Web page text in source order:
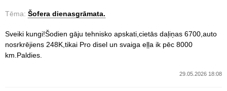
Tēma: Šofera dienasgrāmata.
Sveiki kungi!Šodien gāju tehnisko apskati,cietās daļiņas 6700,auto
nosrkrējiens 248K,tikai Pro disel un svaiga eļļa ik pēc 8000
km.Paldies.
29.05.2026 18:08